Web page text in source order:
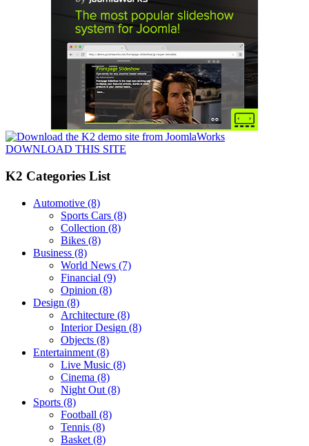
DOWNLOAD THIS SITE
K2 Categories List
Automotive (8)
Sports Cars (8)
Collection (8)
Bikes (8)
Business (8)
World News (7)
Financial (9)
Opinion (8)
Design (8)
Architecture (8)
Interior Design (8)
Objects (8)
Entertainment (8)
Live Music (8)
Cinema (8)
Night Out (8)
Sports (8)
Football (8)
Tennis (8)
Basket (8)